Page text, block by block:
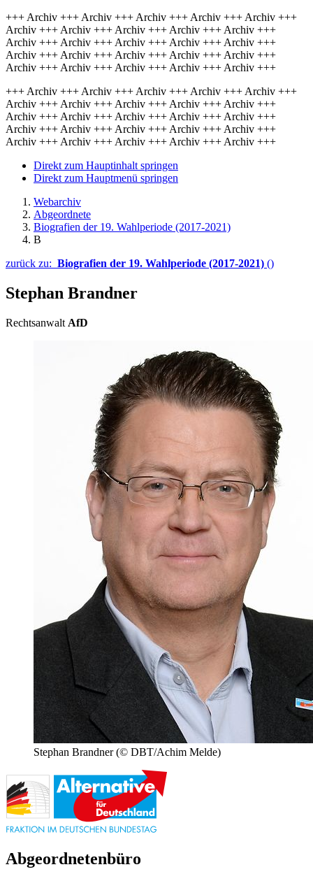
+++ Archiv +++ Archiv +++ Archiv +++ Archiv +++ Archiv +++
Archiv +++ Archiv +++ Archiv +++ Archiv +++ Archiv +++
Archiv +++ Archiv +++ Archiv +++ Archiv +++ Archiv +++
Archiv +++ Archiv +++ Archiv +++ Archiv +++ Archiv +++
Archiv +++ Archiv +++ Archiv +++ Archiv +++ Archiv +++
+++ Archiv +++ Archiv +++ Archiv +++ Archiv +++ Archiv +++
Archiv +++ Archiv +++ Archiv +++ Archiv +++ Archiv +++
Archiv +++ Archiv +++ Archiv +++ Archiv +++ Archiv +++
Archiv +++ Archiv +++ Archiv +++ Archiv +++ Archiv +++
Archiv +++ Archiv +++ Archiv +++ Archiv +++ Archiv +++
Direkt zum Hauptinhalt springen
Direkt zum Hauptmenü springen
Webarchiv
Abgeordnete
Biografien der 19. Wahlperiode (2017-2021)
B
zurück zu: Biografien der 19. Wahlperiode (2017-2021) ()
Stephan Brandner
Rechtsanwalt AfD
Stephan Brandner (© DBT/Achim Melde)
Abgeordnetenbüro